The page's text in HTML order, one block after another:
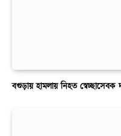
বগুড়ায় হামলায় নিহত